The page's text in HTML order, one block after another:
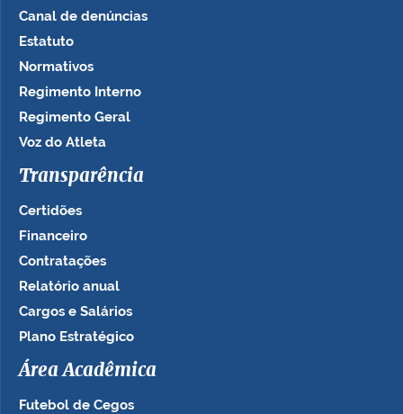
Canal de denúncias
Estatuto
Normativos
Regimento Interno
Regimento Geral
Voz do Atleta
Transparência
Certidões
Financeiro
Contratações
Relatório anual
Cargos e Salários
Plano Estratégico
Área Acadêmica
Futebol de Cegos